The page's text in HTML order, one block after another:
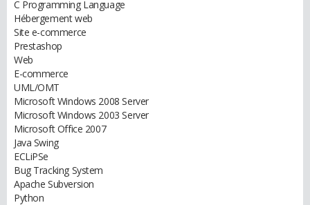
C Programming Language
Hébergement web
Site e-commerce
Prestashop
Web
E-commerce
UML/OMT
Microsoft Windows 2008 Server
Microsoft Windows 2003 Server
Microsoft Office 2007
Java Swing
ECLiPSe
Bug Tracking System
Apache Subversion
Python